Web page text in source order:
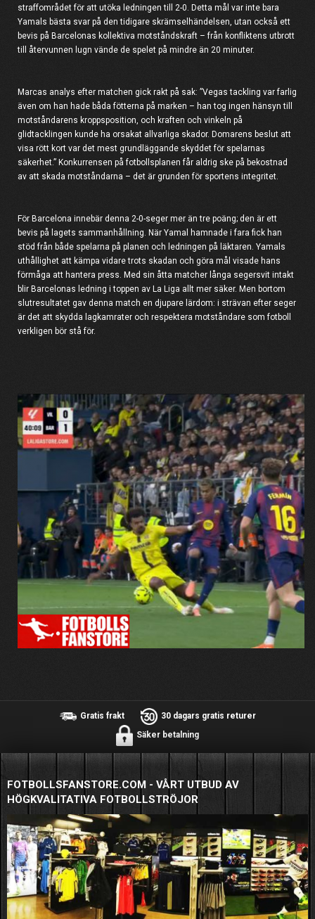
straffområdet för att utöka ledningen till 2-0. Detta mål var inte bara
Yamals bästa svar på den tidigare skrämselhändelsen, utan också ett
bevis på Barcelonas kollektiva motståndskraft – från konfliktens utbrott
till återvunnen lugn vände de spelet på mindre än 20 minuter.
Marcas analys efter matchen gick rakt på sak: ”Vegas tackling var farlig
även om han hade båda fötterna på marken – han tog ingen hänsyn till
motståndarens kroppsposition, och kraften och vinkeln på
glidtacklingen kunde ha orsakat allvarliga skador. Domarens beslut att
visa rött kort var det mest grundläggande skyddet för spelarnas
säkerhet.” Konkurrensen på fotbollsplanen får aldrig ske på bekostnad
av att skada motståndarna – det är grunden för sportens integritet.
För Barcelona innebär denna 2-0-seger mer än tre poäng; den är ett
bevis på lagets sammanhållning. När Yamal hamnade i fara fick han
stöd från både spelarna på planen och ledningen på läktaren. Yamals
uthållighet att kämpa vidare trots skadan och göra mål visade hans
förmåga att hantera press. Med sin åtta matcher långa segersvit intakt
blir Barcelonas ledning i toppen av La Liga allt mer säker. Men bortom
slutresultatet gav denna match en djupare lärdom: i strävan efter seger
är det att skydda lagkamrater och respektera motståndare som fotboll
verkligen bör stå för.
Gratis frakt
30 dagars gratis returer
Säker betalning
FOTBOLLSFANSTORE.COM - VÅRT UTBUD AV
HÖGKVALITATIVA FOTBOLLSTRÖJOR